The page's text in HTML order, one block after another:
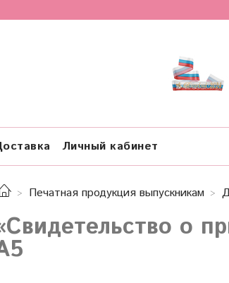
Личный кабинет
Печатная продукция выпускникам
о